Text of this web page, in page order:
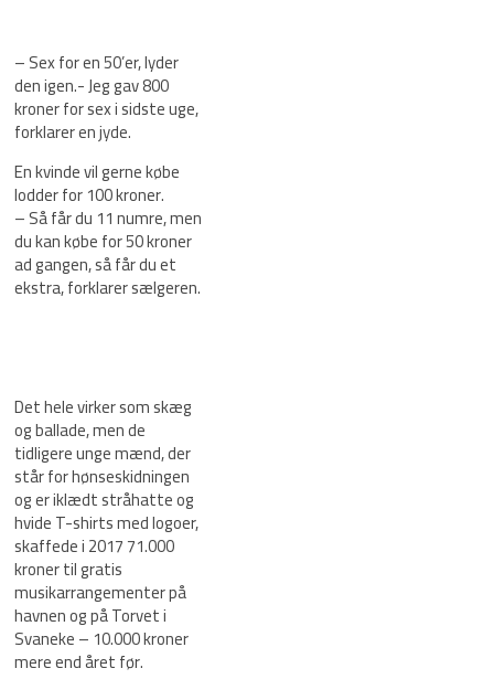
– Sex for en 50’er, lyder
den igen.- Jeg gav 800
kroner for sex i sidste uge,
forklarer en jyde.
En kvinde vil gerne købe
lodder for 100 kroner.
– Så får du 11 numre, men
du kan købe for 50 kroner
ad gangen, så får du et
ekstra, forklarer sælgeren.
Det hele virker som skæg
og ballade, men de
tidligere unge mænd, der
står for hønseskidningen
og er iklædt stråhatte og
hvide T-shirts med logoer,
skaffede i 2017 71.000
kroner til gratis
musikarrangementer på
havnen og på Torvet i
Svaneke – 10.000 kroner
mere end året før.